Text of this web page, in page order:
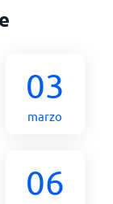
03
marzo
06